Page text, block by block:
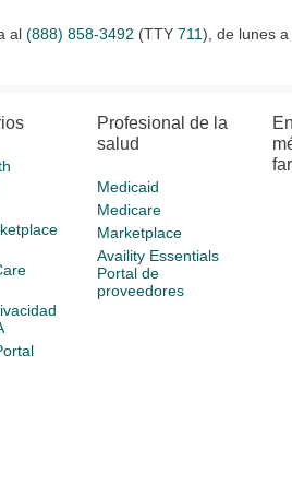
al (888) 858-3492 (TTY 711), de lunes a
Profesional de la
salud
Medicaid
Medicare
Marketplace
Availity Essentials
Portal de
proveedores